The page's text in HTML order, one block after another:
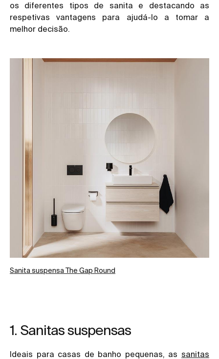
os diferentes tipos de sanita e destacando as
respetivas vantagens para ajudá-lo a tomar a
melhor decisão.
1. Sanitas suspensas
Ideais para casas de banho pequenas, as sanitas
Sanita suspensa The Gap Round